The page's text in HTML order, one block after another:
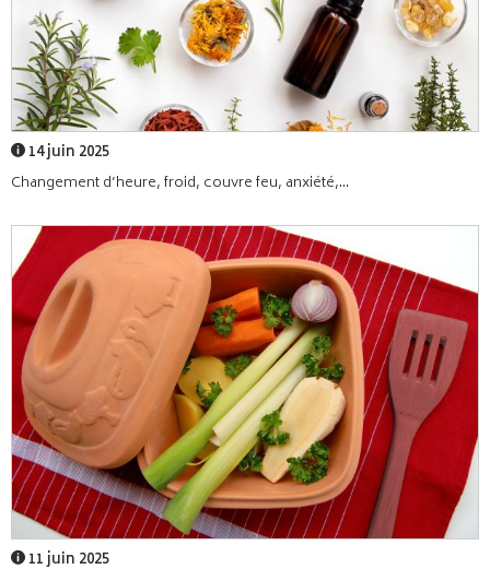
14 juin 2025
Changement d’heure, froid, couvre feu, anxiété,...
11 juin 2025